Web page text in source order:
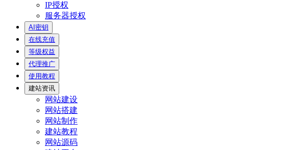
IP授权
服务器授权
AI密钥
在线充值
等级权益
代理推广
使用教程
建站资讯
网站建设
网站搭建
网站制作
建站教程
网站源码